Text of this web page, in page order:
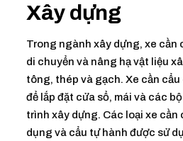
Xây dựng
Trong ngành xây dựng, xe cần
di chuyển và nâng hạ vật liệu
tông, thép và gạch. Xe cần
để lắp đặt cửa sổ, mái và các
trình xây dựng. Các loại xe cần
dụng và cẩu tự hành được sử